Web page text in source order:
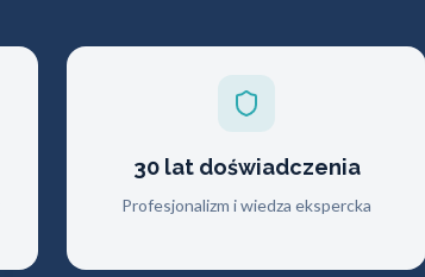
30 lat doświadczenia
Profesjonalizm i wiedza ekspercka